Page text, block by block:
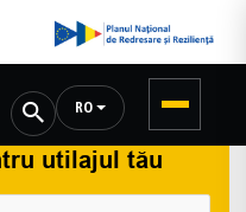
RO
utilajul tău